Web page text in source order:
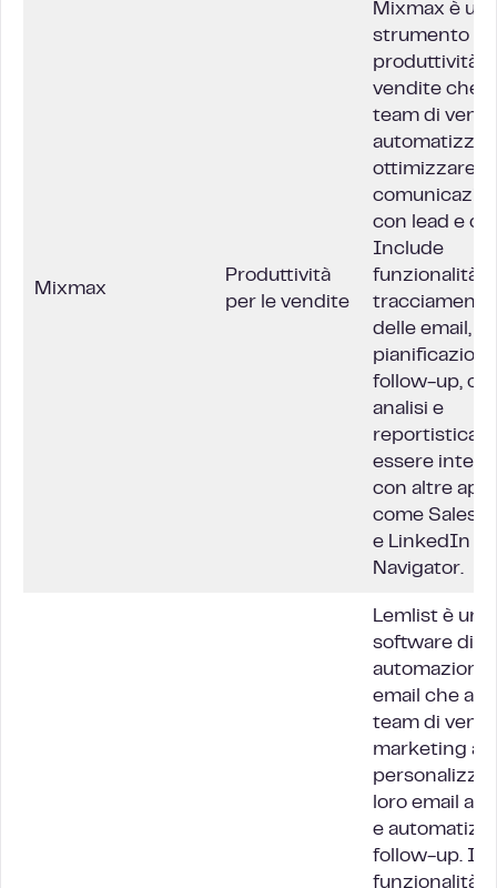
Mixmax
Produttività
per le vendite
Mixmax è
strumento di
produttività
vendite che
team di
ottimizzare
con lead e
Include
funzionalità
tracciamento
delle email, la
follow-up,
analisi e
reportistica,
essere
con altre app,
come
e LinkedIn
Navigator.
Lemlist è un
software di
automazione
email che
team di
marketing a
loro email a
e
follow-up.
funzionalità